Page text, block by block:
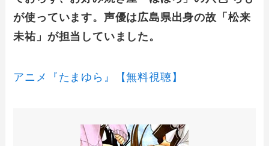
が使っています。声優は広島県出身の故「松来
未祐」が担当していました。
アニメ『たまゆら』【無料視聴】